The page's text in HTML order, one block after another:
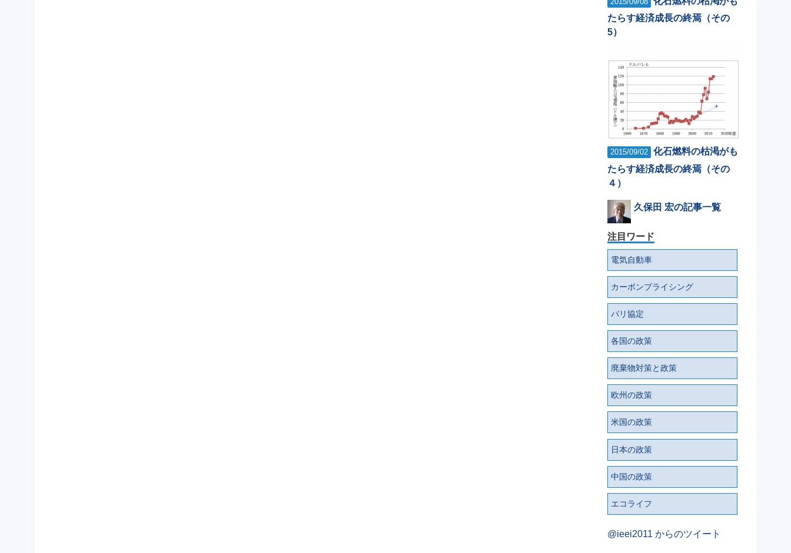
たらす経済成長の終焉（その
5）
2015/09/02 化石燃料の枯渇がも
たらす経済成長の終焉（その
４）
久保田 宏の記事一覧
注目ワード
電気自動車
カーボンプライシング
パリ協定
各国の政策
廃棄物対策と政策
欧州の政策
米国の政策
日本の政策
中国の政策
エコライフ
@ieei2011 からのツイート